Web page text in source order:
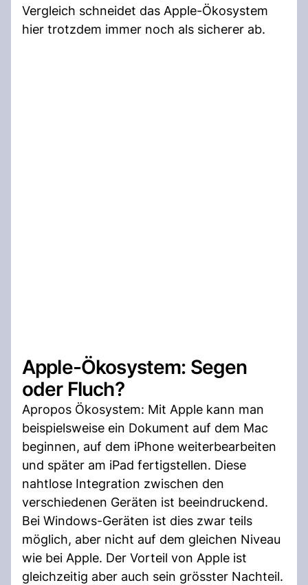
Vergleich schneidet das Apple-Ökosystem
hier trotzdem immer noch als sicherer ab.
Apple-Ökosystem: Segen
oder Fluch?
Apropos Ökosystem: Mit Apple kann man
beispielsweise ein Dokument auf dem Mac
beginnen, auf dem iPhone weiterbearbeiten
und später am iPad fertigstellen. Diese
nahtlose Integration zwischen den
verschiedenen Geräten ist beeindruckend.
Bei Windows-Geräten ist dies zwar teils
möglich, aber nicht auf dem gleichen Niveau
wie bei Apple. Der Vorteil von Apple ist
gleichzeitig aber auch sein grösster Nachteil.